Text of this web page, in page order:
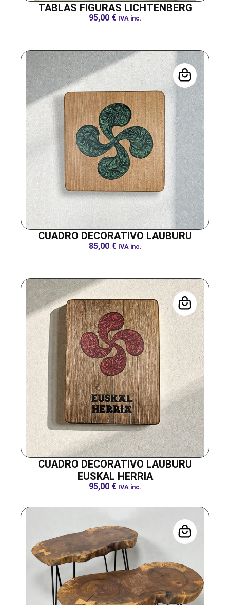
TABLAS FIGURAS LICHTENBERG
95,00 € IVA inc.
CUADRO DECORATIVO LAUBURU
85,00 € IVA inc.
CUADRO DECORATIVO LAUBURU
EUSKAL HERRIA
95,00 € IVA inc.